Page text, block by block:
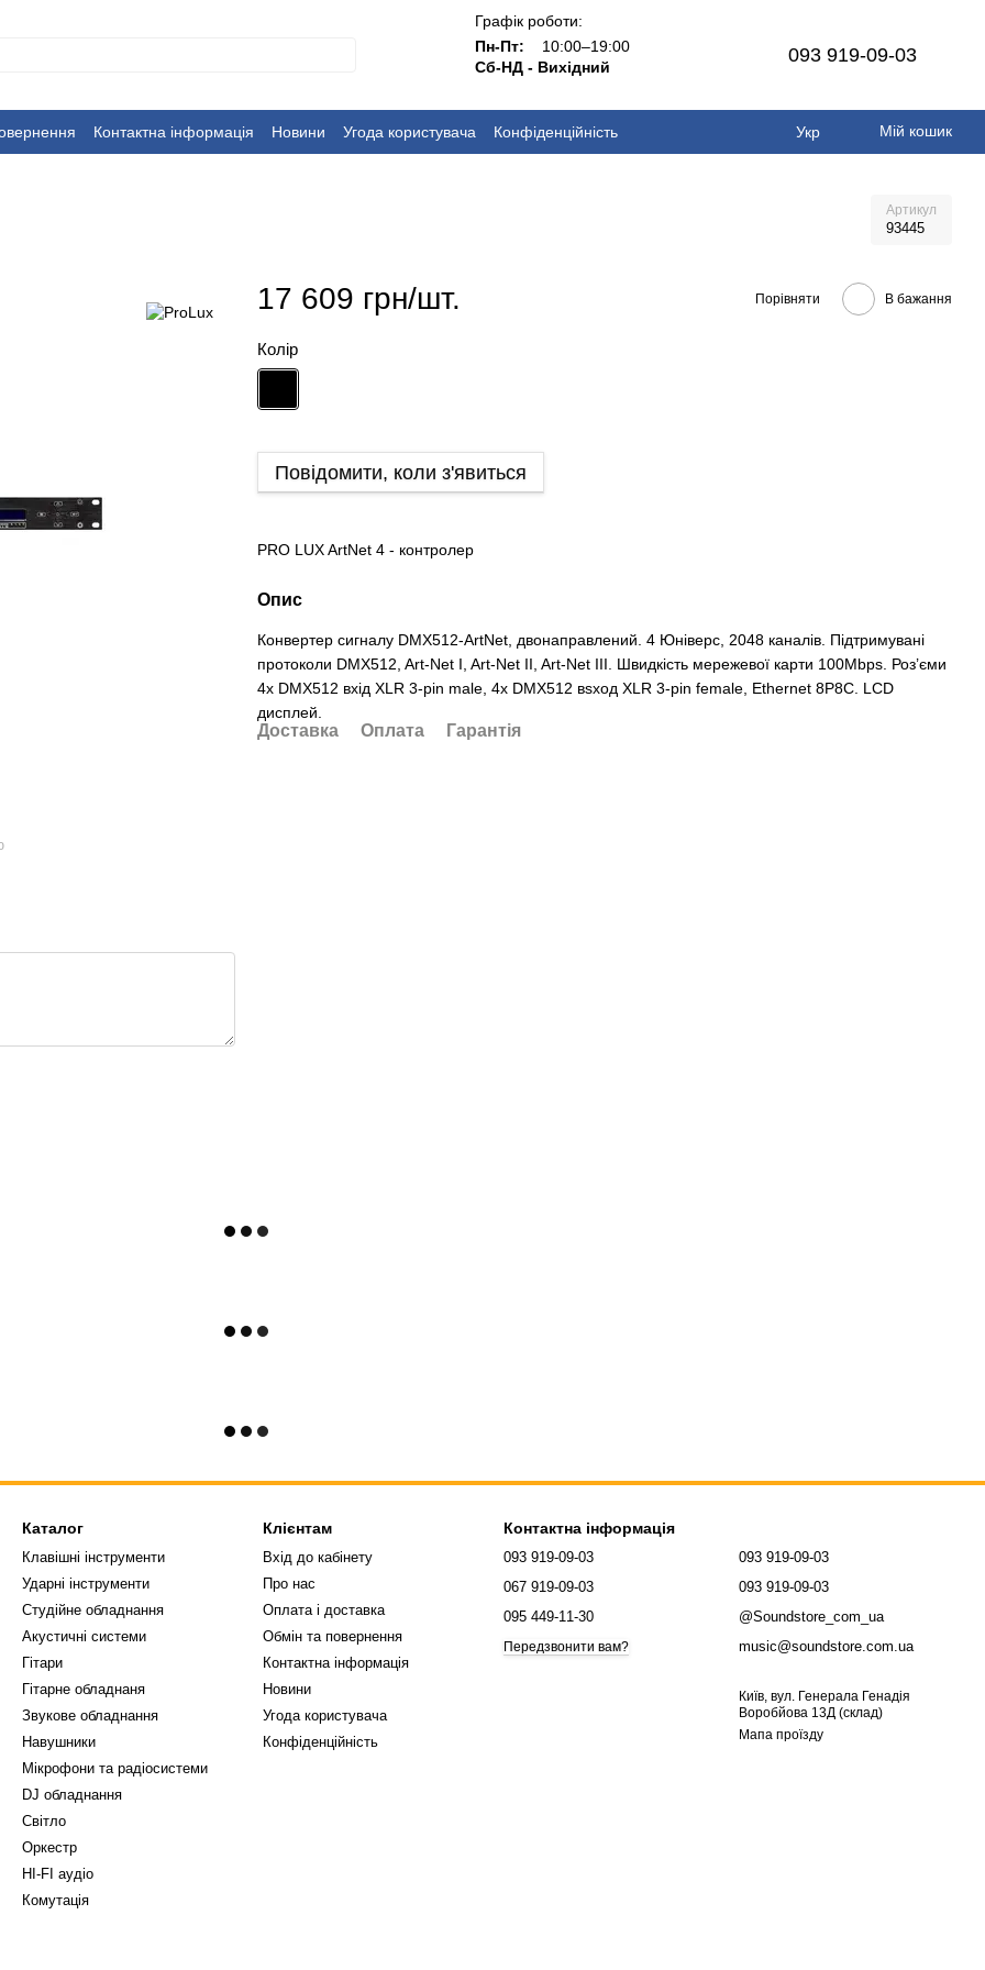
Графік роботи:
Пн-Пт: 10:00–19:00
Сб-НД - Вихідний
093 919-09-03
Контактна інформація Новини Угода користувача Конфіденційність Укр Мій кошик
Артикул
93445
17 609 грн/шт. Порівняти В бажання
Колір
Повідомити, коли з'явиться
PRO LUX ArtNet 4 - контролер
Опис
Конвертер сигналу DMX512-ArtNet, двонаправлений. 4 Юніверс, 2048 каналів. Підтримувані
протоколи DMX512, Art-Net I, Art-Net II, Art-Net III. Швидкість мережевої карти 100Mbps. Роз’єми
4x DMX512 вхід XLR 3-pin male, 4x DMX512 вsход XLR 3-pin female, Ethernet 8P8C. LCD
дисплей.
Доставка Оплата Гарантія
Каталог
Клавішні інструменти
Ударні інструменти
Студійне обладнання
Акустичні системи
Гітари
Гітарне обладнаня
Звукове обладнання
Навушники
Мікрофони та радіосистеми
DJ обладнання
Світло
Оркестр
HI-FI аудіо
Комутація
Клієнтам
Вхід до кабінету
Про нас
Оплата і доставка
Обмін та повернення
Контактна інформація
Новини
Угода користувача
Конфіденційність
Контактна інформація
093 919-09-03
067 919-09-03
095 449-11-30
Передзвонити вам?
093 919-09-03
093 919-09-03
@Soundstore_com_ua
music@soundstore.com.ua
Київ, вул. Генерала Генадія
Воробйова 13Д (склад)
Мапа проїзду